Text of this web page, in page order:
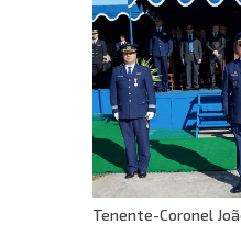
Tenente-Coronel